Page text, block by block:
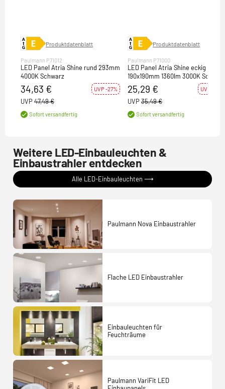
Produktdatenblatt
Paulmann P71012
LED Panel Atria Shine rund 293mm
4000K Schwarz
34,63 € UVP -27%
UVP 47,49 €
Sofort versandfertig
Produktdatenblatt
Paulmann P71000
LED Panel Atria Shine eckig
190x190mm 1360lm 3000K
25,29 € UVP -29%
UVP 35,49 €
Sofort versandfertig
Weitere LED-Einbauleuchten &
Einbaustrahler entdecken
Alle LED-Einbauleuchten ⟶
Paulmann Nova Einbaustrahler
Flache LED Einbaustrahler
Einbauleuchten für
Feuchträume
Paulmann VariFit LED